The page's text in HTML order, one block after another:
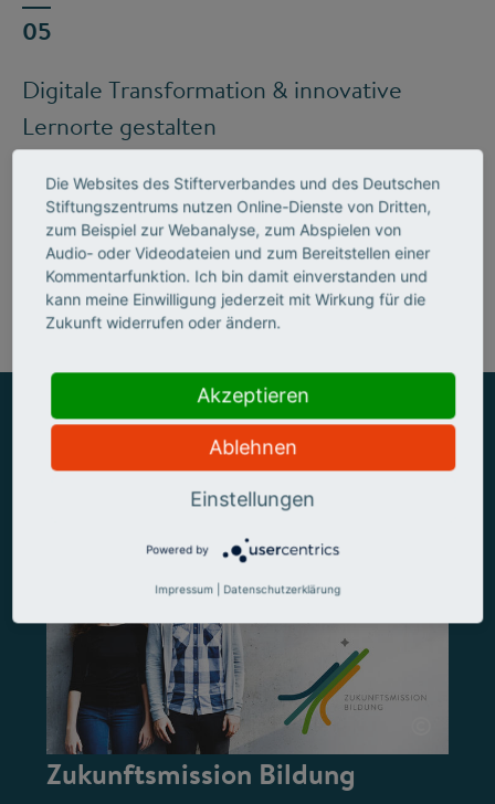
Digitale Transformation & innovative
Lernorte gestalten
Mehr zum Handlungsfeld "Bildung &
Kompetenzen"
ZUSAMMEN MEHR ERREICHEN
Zukunftsmission Bildung
Die Websites des Stifterverbandes und des Deutschen
Stiftungszentrums nutzen Online-Dienste von Dritten,
zum Beispiel zur Webanalyse, zum Abspielen von
Audio- oder Videodateien und zum Bereitstellen einer
Kommentarfunktion. Ich bin damit einverstanden und
kann meine Einwilligung jederzeit mit Wirkung für die
Zukunft widerrufen oder ändern.
Akzeptieren
Ablehnen
Einstellungen
Powered by
Impressum Datenschutzerklärung